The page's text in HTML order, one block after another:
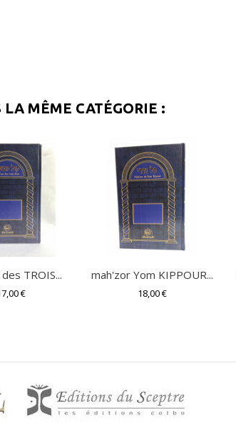
LA MÊME CATÉGORIE :
TROIS...
€
mah'zor Yom KIPPOUR...
18,00 €